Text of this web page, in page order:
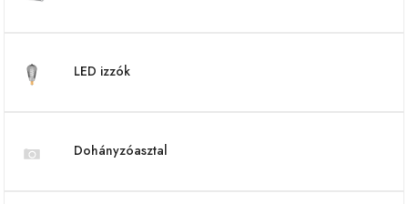
LED izzók
Dohányzóasztal